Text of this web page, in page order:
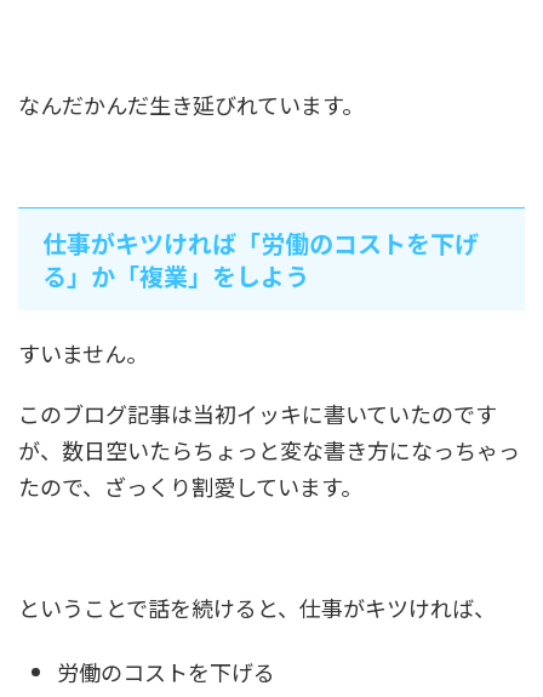
なんだかんだ生き延びれています。
仕事がキツければ「労働のコストを下げ
る」か「複業」をしよう
すいません。
このブログ記事は当初イッキに書いていたのです
が、数日空いたらちょっと変な書き方になっちゃっ
たので、ざっくり割愛しています。
ということで話を続けると、仕事がキツければ、
労働のコストを下げる